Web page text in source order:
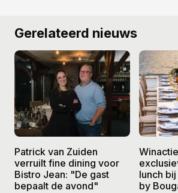
Gerelateerd nieuws
Patrick van Zuiden
verruilt fine dining voor
Bistro Jean: "De gast
bepaalt de avond"
lunch
by